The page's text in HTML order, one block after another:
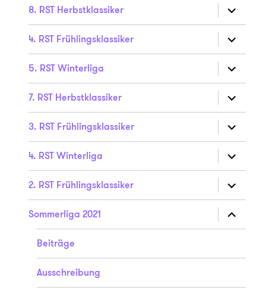
8. RST Herbstklassiker
anzeigen
4. RST Frühlingsklassiker
anzeigen
5. RST Winterliga
anzeigen
7. RST Herbstklassiker
anzeigen
3. RST Frühlingsklassiker
anzeigen
4. RST Winterliga
anzeigen
2. RST Frühlingsklassiker
anzeigen
Sommerliga 2021
anzeigen
Beiträge
Ausschreibung